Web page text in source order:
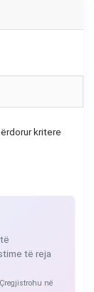
kritere
të reja
Çregjistrohu në